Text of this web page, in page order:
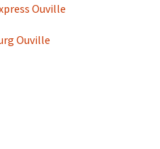
Ouville
Ouville